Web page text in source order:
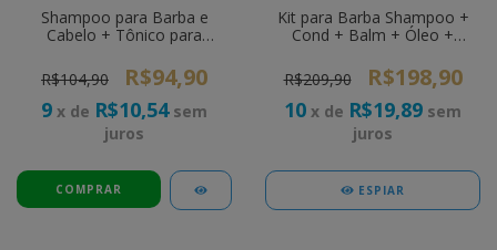
Shampoo para Barba e
Cabelo + Tônico para
Cabelo Barba Forte Danger
R$104,90 R$94,90
9 x de R$10,54 sem
juros
Kit para Barba Shampoo +
Cond + Balm + Óleo +
Forte Danger
R$209,90 R$198,90
10 x de R$19,89 sem
juros
ESPIAR